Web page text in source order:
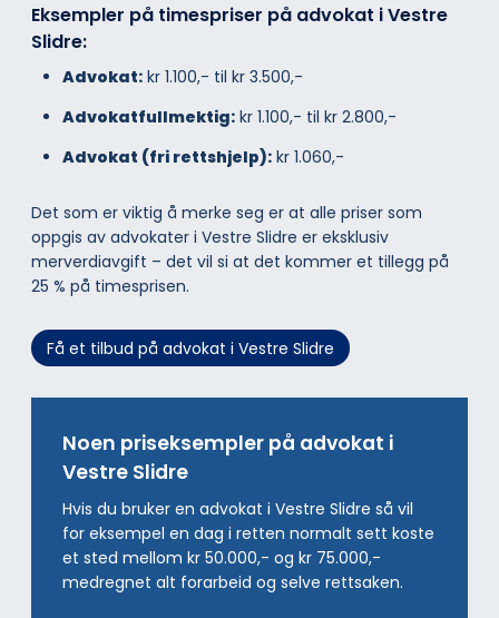
Eksempler på timespriser på advokat i Vestre
Slidre:
Advokat: kr 1.100,- til kr 3.500,-
Advokatfullmektig: kr 1.100,- til kr 2.800,-
Advokat (fri rettshjelp): kr 1.060,-
Det som er viktig å merke seg er at alle priser som
oppgis av advokater i Vestre Slidre er eksklusiv
merverdiavgift – det vil si at det kommer et tillegg på
25 % på timesprisen.
Få et tilbud på advokat i Vestre Slidre
Noen priseksempler på advokat i
Vestre Slidre
Hvis du bruker en advokat i Vestre Slidre så vil
for eksempel en dag i retten normalt sett koste
et sted mellom kr 50.000,- og kr 75.000,-
medregnet alt forarbeid og selve rettsaken.